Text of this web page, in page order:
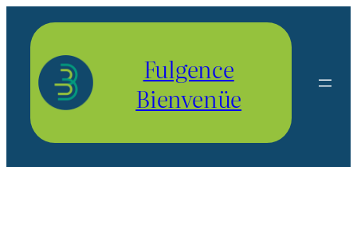
contenu
Fulgence
Bienvenüe